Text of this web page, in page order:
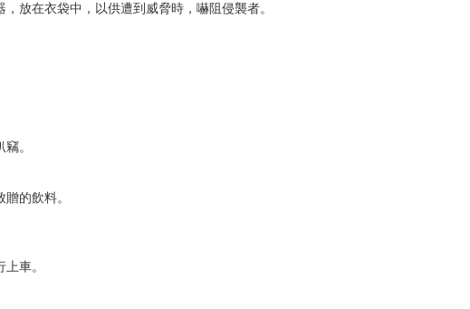
放在衣袋中，以供遭到威脅時，嚇阻侵襲者。
。
的飲料。
車。